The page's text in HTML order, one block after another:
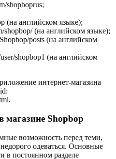
shopboprus;
(на английском языке);
shopbop/ (на английском языке);
posts (на английском
shopbop1 (на английском
интернет-магазина
Shopbop
возможность перед теми,
одеваться. Основные
в постоянном разделе